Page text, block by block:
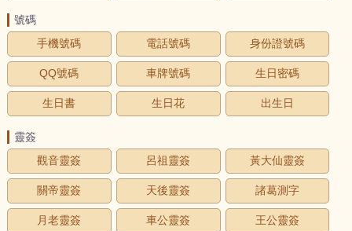
號碼
手機號碼
電話號碼 身份證號碼
QQ號碼 車牌號碼 生日密碼
生日書 生日花 出生日
靈簽
觀音靈簽
呂祖靈簽 黃大仙靈簽
關帝靈簽 天後靈簽 諸葛測字
月老靈簽 車公靈簽 王公靈簽